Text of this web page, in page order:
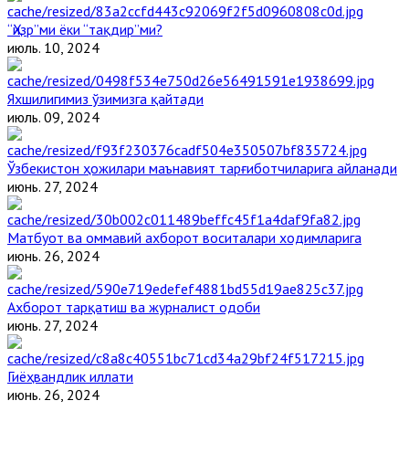
“Ҳизр”ми ёки “тақдир”ми?
июль. 10, 2024
Яхшилигимиз ўзимизга қайтади
июль. 09, 2024
Ўзбекистон ҳожилари маънавият тарғиботчиларига айланади
июнь. 27, 2024
Матбуот ва оммавий ахборот воситалари ходимларига
июнь. 26, 2024
Ахборот тарқатиш ва журналист одоби
июнь. 27, 2024
Гиёҳвандлик иллати
июнь. 26, 2024